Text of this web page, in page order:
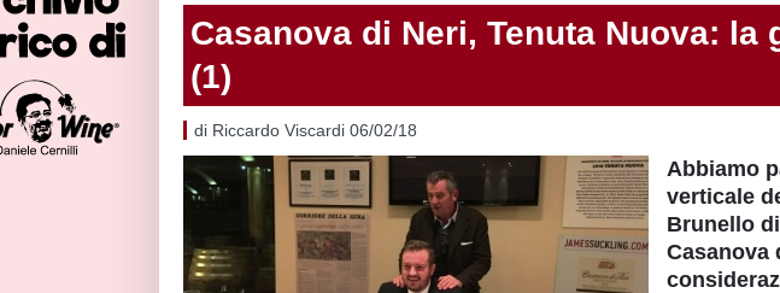
Casanova di Neri, Tenuta Nuova: la
(1)
di Riccardo Viscardi 06/02/18
Abbiamo
verticale
Brunello
Casanova